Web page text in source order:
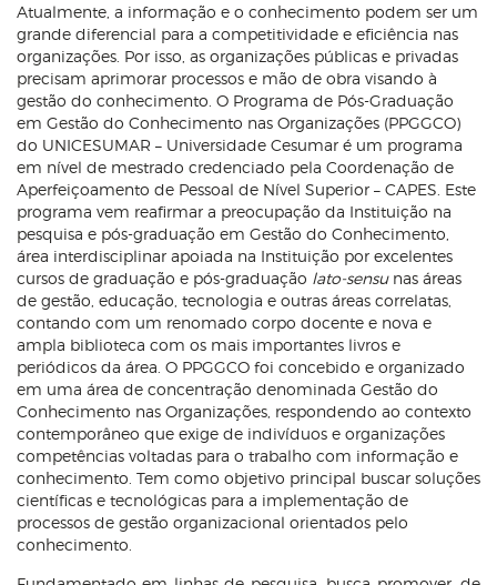
Atualmente, a informação e o conhecimento podem ser um
grande diferencial para a competitividade e eficiência nas
organizações. Por isso, as organizações públicas e privadas
precisam aprimorar processos e mão de obra visando à
gestão do conhecimento. O Programa de Pós-Graduação
em Gestão do Conhecimento nas Organizações (PPGGCO)
do UNICESUMAR – Universidade Cesumar é um programa
em nível de mestrado credenciado pela Coordenação de
Aperfeiçoamento de Pessoal de Nível Superior – CAPES. Este
programa vem reafirmar a preocupação da Instituição na
pesquisa e pós-graduação em Gestão do Conhecimento,
área interdisciplinar apoiada na Instituição por excelentes
cursos de graduação e pós-graduação lato-sensunas áreas
de gestão, educação, tecnologia e outras áreas correlatas,
contando com um renomado corpo docente e nova e
ampla biblioteca com os mais importantes livros e
periódicos da área. O PPGGCO foi concebido e organizado
em uma área de concentração denominada Gestão do
Conhecimento nas Organizações, respondendo ao contexto
contemporâneo que exige de indivíduos e organizações
competências voltadas para o trabalho com informação e
conhecimento. Tem como objetivo principal buscar soluções
científicas e tecnológicas para a implementação de
processos de gestão organizacional orientados pelo
conhecimento.